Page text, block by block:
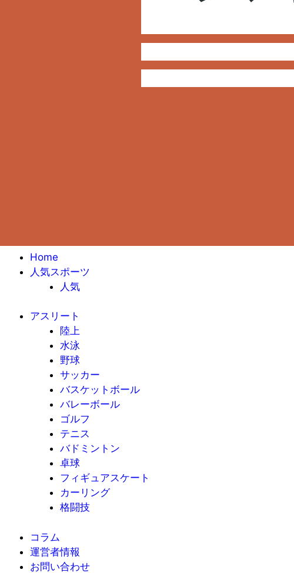
Home
人気スポーツ
人気
アスリート
陸上
水泳
野球
サッカー
バスケットボール
バレーボール
ゴルフ
テニス
バドミントン
卓球
フィギュアスケート
カーリング
格闘技
コラム
運営者情報
お問い合わせ